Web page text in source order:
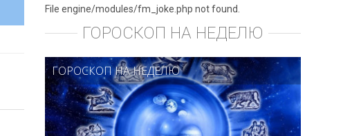
File engine/modules/fm_joke.php not found.
ГОРОСКОП НА НЕДЕЛЮ
ГОРОСКОП НА НЕДЕЛЮ